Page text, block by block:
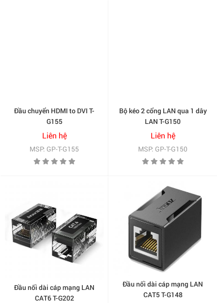
Đầu chuyển HDMI to DVI T-
G155
Liên hệ
MSP: GP-T-G155
Bộ kéo 2 cổng LAN qua 1 dây
LAN T-G150
Liên hệ
MSP: GP-T-G150
Đầu nối dài cáp mạng LAN
CAT6 T-G202
Đầu nối dài cáp mạng LAN
CAT5 T-G148